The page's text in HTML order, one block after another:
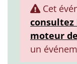
Cet
consultez
moteur
un